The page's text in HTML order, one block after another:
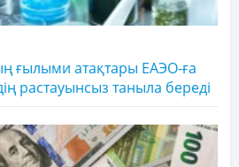
ғылыми атақтары ЕАЭО-ға
растауынсыз таныла береді